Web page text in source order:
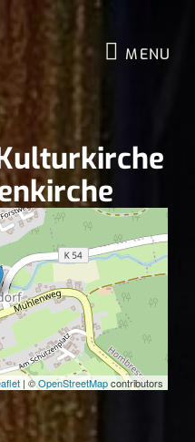
MENU
| ©OpenStreetMapcontributors